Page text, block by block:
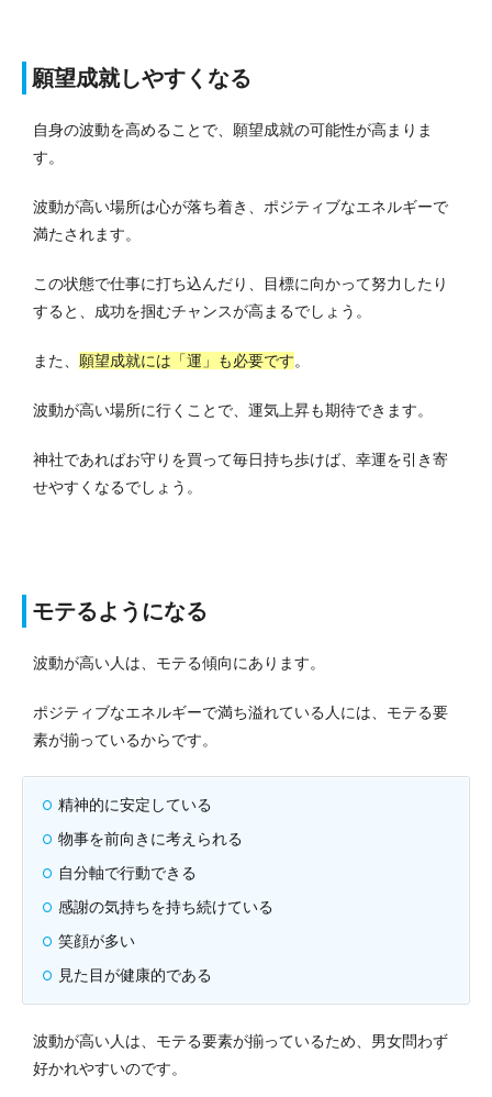
願望成就しやすくなる
自身の波動を高めることで、願望成就の可能性が高まりま
す。
波動が高い場所は心が落ち着き、ポジティブなエネルギーで
満たされます。
この状態で仕事に打ち込んだり、目標に向かって努力したり
すると、成功を掴むチャンスが高まるでしょう。
また、 願望成就には「運」も必要です。
波動が高い場所に行くことで、運気上昇も期待できます。
神社であればお守りを買って毎日持ち歩けば、幸運を引き寄
せやすくなるでしょう。
モテるようになる
波動が高い人は、モテる傾向にあります。
ポジティブなエネルギーで満ち溢れている人には、モテる要
素が揃っているからです。
精神的に安定している
物事を前向きに考えられる
自分軸で行動できる
感謝の気持ちを持ち続けている
笑顔が多い
見た目が健康的である
波動が高い人は、モテる要素が揃っているため、男女問わず
好かれやすいのです。